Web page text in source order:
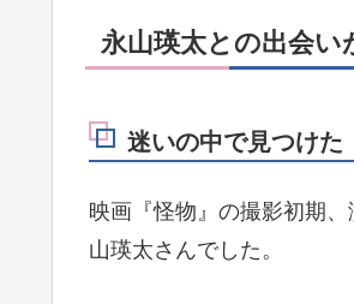
永山瑛太との出会い
迷いの中で見つけた
映画『怪物』の撮影初期
山瑛太さんでした。